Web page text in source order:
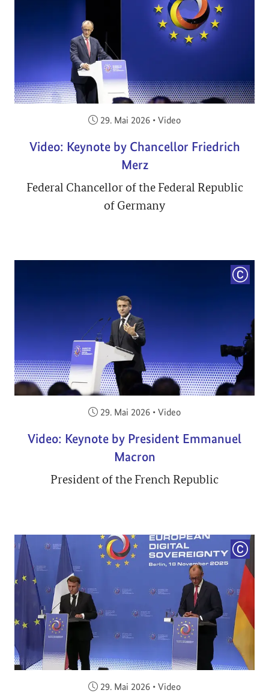
Veröffentlicht am:
29. Mai 2026 • Video
Video: Keynote by Chancellor Friedrich
Merz
Federal Chancellor of the Federal Republic
of Germany
Veröffentlicht am:
29. Mai 2026 • Video
Video: Keynote by President Emmanuel
Macron
President of the French Republic
Veröffentlicht am:
29. Mai 2026 • Video